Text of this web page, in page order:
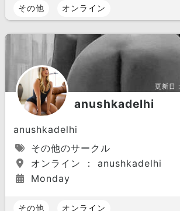
その他 オンライン
更新日：
anushkadelhi
anushkadelhi
その他のサークル
オンライン ： anushkadelhi
Monday
その他 オンライン